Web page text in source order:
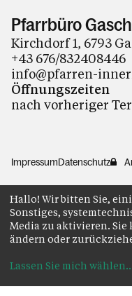
Pfarrbüro
Kirchdorf 1, 6793
+43 676/832408446
info@pfarren-
Öffnungszeiten
nach vorheriger
ImpressumDatenschutz
Hallo! Wir bitten Sie,
Sonstiges,
Media zu aktivieren.
ändern oder
Lassen Sie mich wählen